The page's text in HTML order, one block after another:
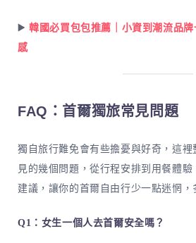
▶️韓國必買包包推薦｜小資到潮流品
感
FAQ：首爾獨旅常見問題
獨自旅行難免會有些擔憂與好奇，這裡
見的幾個問題，從行程安排到用餐體
建議，讓你的首爾自由行少一點迷惘，
Q1：女生一個人去首爾安全嗎？